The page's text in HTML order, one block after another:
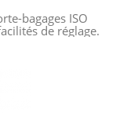
bagages ISO
de réglage.